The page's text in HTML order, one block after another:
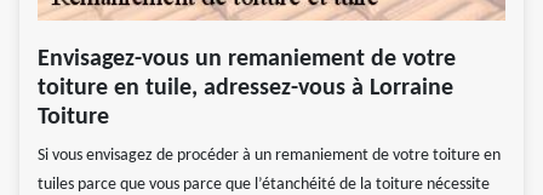
Envisagez-vous un remaniement de votre
toiture en tuile, adressez-vous à Lorraine
Toiture
Si vous envisagez de procéder à un remaniement de votre toiture en
tuiles parce que vous parce que l’étanchéité de la toiture nécessite